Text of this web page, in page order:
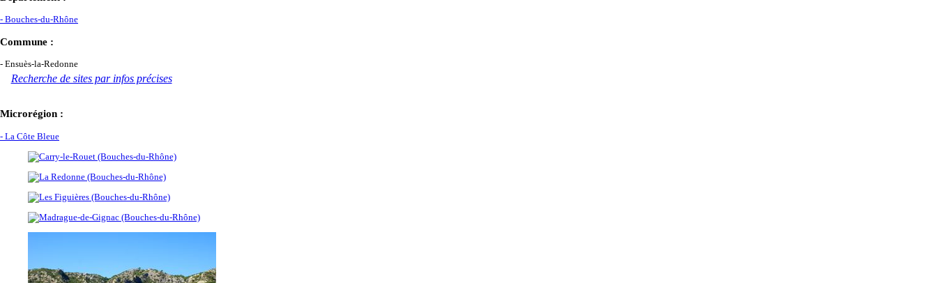
- Bouches-du-Rhône
Commune :
- Ensuès-la-Redonne
Recherche de sites par infos précises
Microrégion :
- La Côte Bleue